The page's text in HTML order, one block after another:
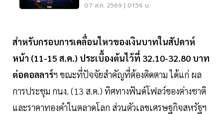
07 ส.ค. 2569 | 01:56 น.
สำหรับกรอบการเคลื่อนไหวของเงินบาทในสัปดาห์
หน้า (11-15 ส.ค.) ประเบื้องต้นไว้ที่ 32.10-32.80 บาท
ต่อดอลลาร์ฯ ขณะที่ปัจจัยสำคัญที่ต้องติดตาม ได้แก่ ผล
การประชุม กนง. (13 ส.ค.) ทิศทางฟันด์โฟลว์ของต่างชาติ
และราคาทองคำในตลาดโลก ส่วนตัวเลขเศรษฐกิจสหรัฐฯ